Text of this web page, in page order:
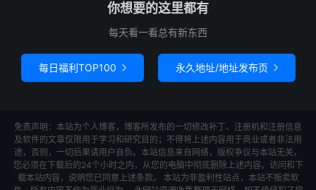
你想要的这里都有
每天看一看总有新东西
每日福利TOP100  永久地址/地址发布页 
免责声明：本站为个人博客，博客所发布的一切修改补丁、注册机和注册信息
及软件的文章仅限用于学习和研究目的；不得将上述内容用于商业或者非法用
途，否则，一切后果请用户自负。本站信息来自网络，版权争议与本站无关，
您必须在下载后的24个小时之内，从您的电脑中彻底删除上述内容。访问和下
载本站内容，说明您已同意上述条款。 本站为非盈利性站点，本站不贩卖软